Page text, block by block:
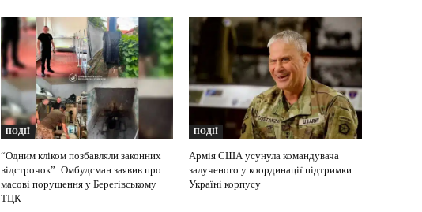
ПОДІЇ
“Одним кліком позбавляли законних
відстрочок”: Омбудсман заявив про
масові порушення у Берегівському
ТЦК
ПОДІЇ
Армія США усунула командувача
залученого у координації підтримки
Україні корпусу